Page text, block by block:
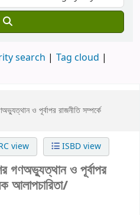
search
Tag cloud
ও পূর্বাপর রাজনীতি সম্পর্কে
view ISBD view
গণঅভ্যুত্থান ও পূর্বাপর
আলাপচারিতা/